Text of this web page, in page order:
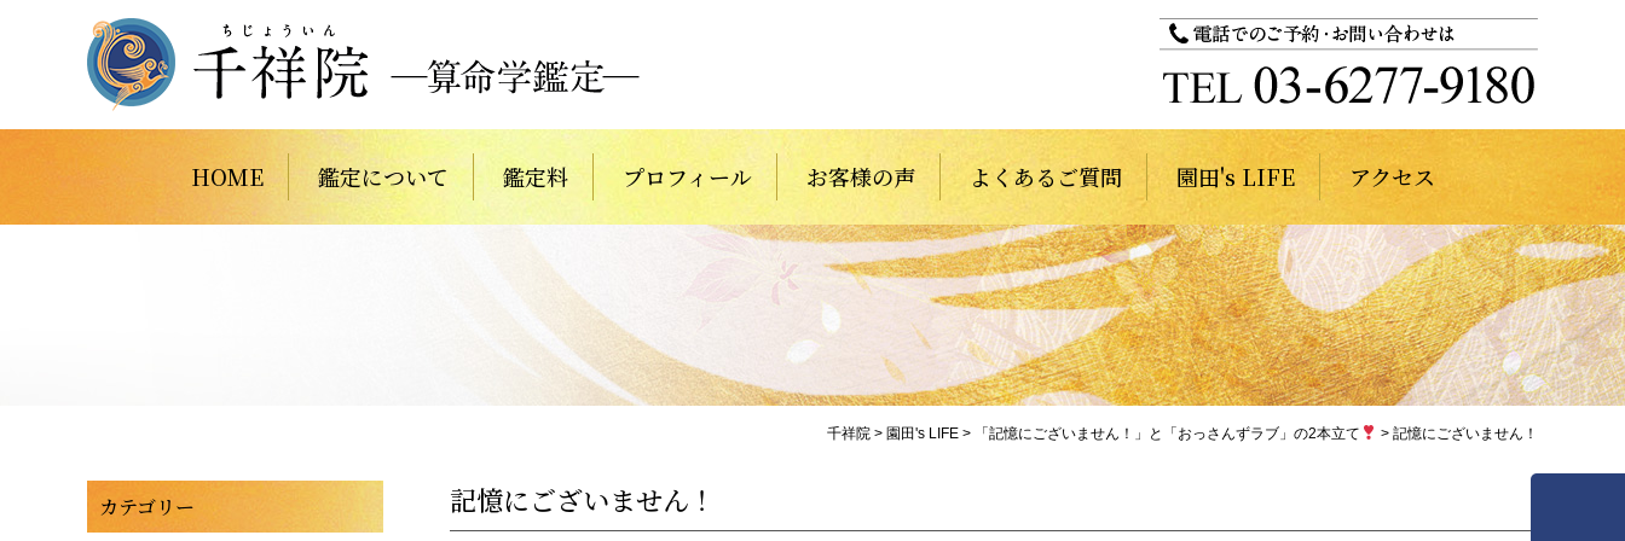
HOME 鑑定について 鑑定料 プロフィール お客様の声 よくあるご質問 園田's LIFE アクセス
千祥院 > 園田's LIFE > 「記憶にございません！」と「おっさんずラブ」の2本立て > 記憶にございません！
記憶にございません！
カテゴリー